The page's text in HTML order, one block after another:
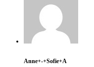
Anne+-+Sofie+A